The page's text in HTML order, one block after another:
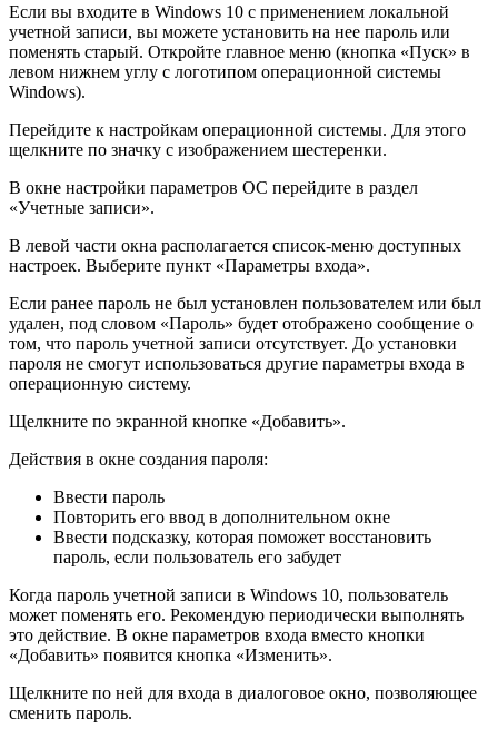
Если вы входите в Windows 10 с применением локальной
учетной записи, вы можете установить на нее пароль или
поменять старый. Откройте главное меню (кнопка «Пуск» в
левом нижнем углу с логотипом операционной системы
Windows).
Перейдите к настройкам операционной системы. Для этого
щелкните по значку с изображением шестеренки.
В окне настройки параметров ОС перейдите в раздел
«Учетные записи».
В левой части окна располагается список-меню доступных
настроек. Выберите пункт «Параметры входа».
Если ранее пароль не был установлен пользователем или был
удален, под словом «Пароль» будет отображено сообщение о
том, что пароль учетной записи отсутствует. До установки
пароля не смогут использоваться другие параметры входа в
операционную систему.
Щелкните по экранной кнопке «Добавить».
Действия в окне создания пароля:
Ввести пароль
Повторить его ввод в дополнительном окне
Ввести подсказку, которая поможет восстановить
пароль, если пользователь его забудет
Когда пароль учетной записи в Windows 10, пользователь
может поменять его. Рекомендую периодически выполнять
это действие. В окне параметров входа вместо кнопки
«Добавить» появится кнопка «Изменить».
Щелкните по ней для входа в диалоговое окно, позволяющее
сменить пароль.